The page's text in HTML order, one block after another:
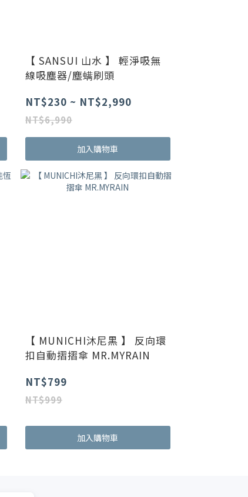
【 SANSUI 山水 】 輕淨吸無
線吸塵器/塵螨刷頭
NT$230 ~ NT$2,990
NT$6,990
加入購物車
【 MUNICHI沐尼黑 】 反向環
扣自動摺摺傘 MR.MYRAIN
NT$799
NT$999
加入購物車